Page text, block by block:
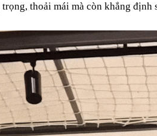
trọng, thoải mái mà còn khẳng